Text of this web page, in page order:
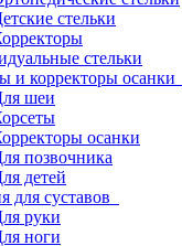
стельки
стельки
и корректоры осанки
шеи
осанки
позвочника
детей
для суставов
руки
ноги